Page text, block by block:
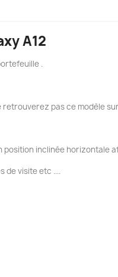
A12
.
retrouverez pas ce modèle
inclinée horizontale
de visite etc ....